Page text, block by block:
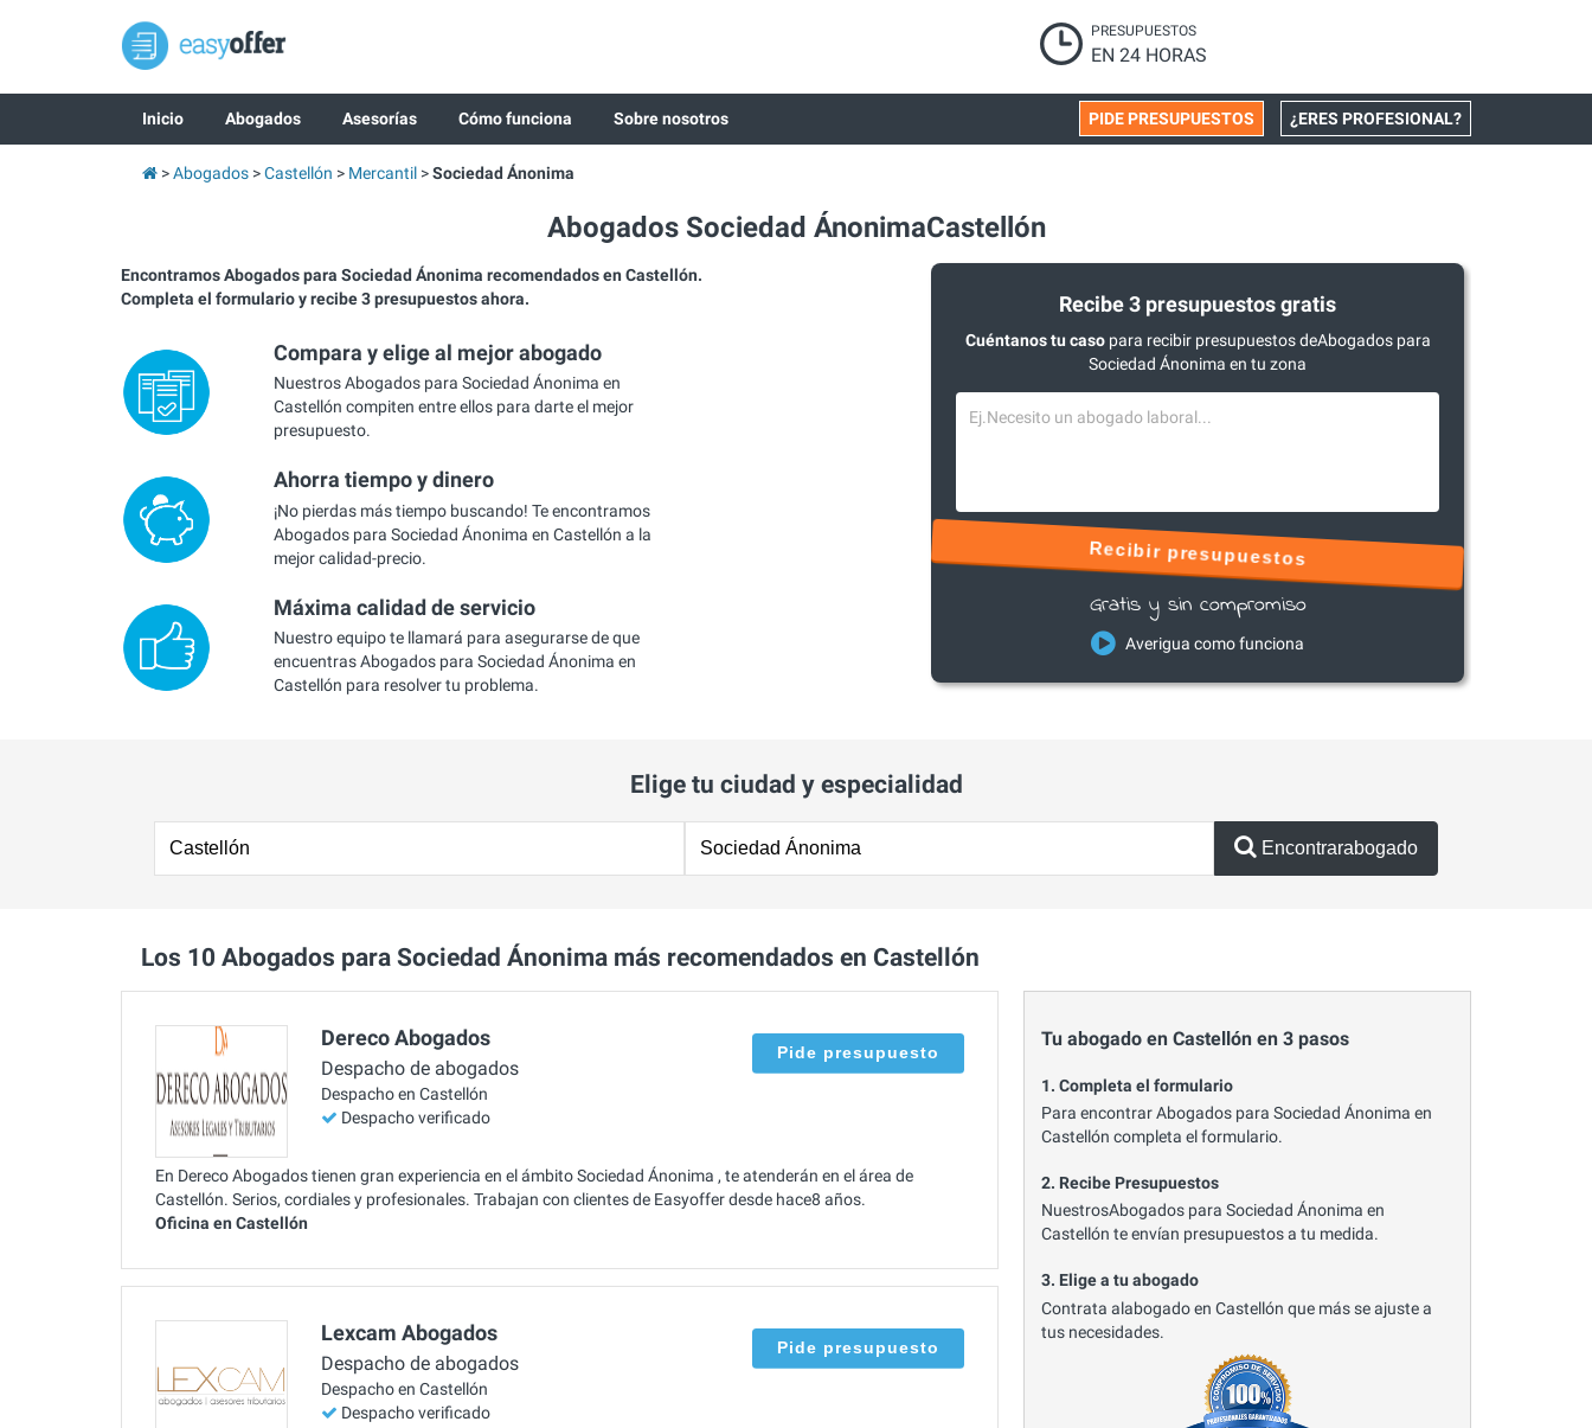
PRESUPUESTOS
EN 24 HORAS
Inicio Abogados Asesorías Cómo funciona Sobre nosotros ¿ERES PROFESIONAL?
PIDE PRESUPUESTOS
Abogados Castellón Mercantil Sociedad Ánonima
Abogados Sociedad ÁnonimaCastellón
Encontramos Abogados para Sociedad Ánonima recomendados en Castellón.
Completa el formulario y recibe 3 presupuestos ahora.
Compara y elige al mejor abogado
Nuestros Abogados para Sociedad Ánonima en
Castellón compiten entre ellos para darte el mejor
presupuesto.
Ahorra tiempo y dinero
¡No pierdas más tiempo buscando! Te encontramos
Abogados para Sociedad Ánonima en Castellón a la
mejor calidad-precio.
Máxima calidad de servicio
Nuestro equipo te llamará para asegurarse de que
encuentras Abogados para Sociedad Ánonima en
Castellón para resolver tu problema.
Recibe 3 presupuestos gratis
Cuéntanos tu casopara recibir presupuestos deAbogados para
Sociedad Ánonima en tu zona
Recibir presupuestos
Gratis y sin compromiso
Averigua como funciona
Elige tu ciudad y especialidad
Encontrarabogado
Los 10 Abogados para Sociedad Ánonima más recomendados en Castellón
Dereco Abogados
Despacho de abogados
Despacho en Castellón
Despacho verificado
Pide presupuesto
En Dereco Abogados tienen gran experiencia en el ámbito Sociedad Ánonima , te atenderán en el área de
Castellón. Serios, cordiales y profesionales. Trabajan con clientes de Easyoffer desde hace8 años.
Oficina en Castellón
Lexcam Abogados
Despacho de abogados
Despacho en Castellón
Despacho verificado
Pide presupuesto
Tu abogado en Castellón en 3 pasos
1. Completa el formulario
Para encontrar Abogados para Sociedad Ánonima en
Castellón completa el formulario.
2. Recibe Presupuestos
NuestrosAbogados para Sociedad Ánonima en
Castellón te envían presupuestos a tu medida.
3. Elige a tu abogado
Contrata alabogado en Castellón que más se ajuste a
tus necesidades.